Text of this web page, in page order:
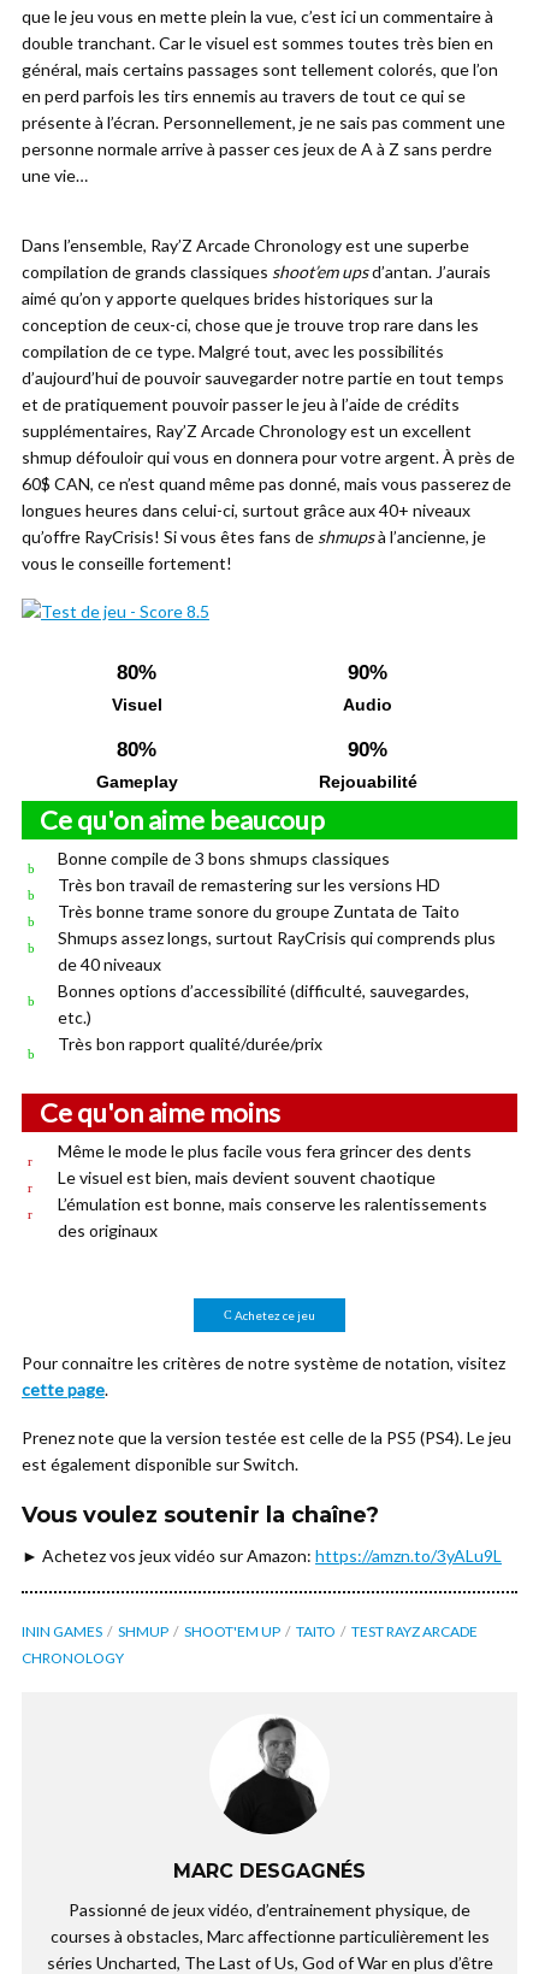
que le jeu vous en mette plein la vue, c’est ici un commentaire à
double tranchant. Car le visuel est sommes toutes très bien en
général, mais certains passages sont tellement colorés, que l’on
en perd parfois les tirs ennemis au travers de tout ce qui se
présente à l’écran. Personnellement, je ne sais pas comment une
personne normale arrive à passer ces jeux de A à Z sans perdre
une vie…
Dans l’ensemble, Ray’Z Arcade Chronology est une superbe
compilation de grands classiques shoot’em upsd’antan. J’aurais
aimé qu’on y apporte quelques brides historiques sur la
conception de ceux-ci, chose que je trouve trop rare dans les
compilation de ce type. Malgré tout, avec les possibilités
d’aujourd’hui de pouvoir sauvegarder notre partie en tout temps
et de pratiquement pouvoir passer le jeu à l’aide de crédits
supplémentaires, Ray’Z Arcade Chronology est un excellent
shmup défouloir qui vous en donnera pour votre argent. À près de
60$ CAN, ce n’est quand même pas donné, mais vous passerez de
longues heures dans celui-ci, surtout grâce aux 40+ niveaux
qu’offre RayCrisis! Si vous êtes fans de shmupsà l’ancienne, je
vous le conseille fortement!
80%
Visuel
90%
Audio
80%
Gameplay
90%
Rejouabilité
Ce qu'on aime beaucoup
Bonne compile de 3 bons shmups classiques
Très bon travail de remastering sur les versions HD
Très bonne trame sonore du groupe Zuntata de Taito
Shmups assez longs, surtout RayCrisis qui comprends plus
de 40 niveaux
Bonnes options d’accessibilité (difficulté, sauvegardes,
etc.)
Très bon rapport qualité/durée/prix
Ce qu'on aime moins
Même le mode le plus facile vous fera grincer des dents
Le visuel est bien, mais devient souvent chaotique
L’émulation est bonne, mais conserve les ralentissements
des originaux
Achetez ce jeu
Pour connaitre les critères de notre système de notation, visitez
cette page.
Prenez note que la version testée est celle de la PS5 (PS4). Le jeu
est également disponible sur Switch.
Vous voulez soutenir la chaîne?
► Achetez vos jeux vidéo sur Amazon: https://amzn.to/3yALu9L
ININ GAMES SHMUP SHOOT'EM UP TAITO
TEST RAYZ ARCADE
CHRONOLOGY
MARC DESGAGNÉS
Passionné de jeux vidéo, d’entrainement physique, de
courses à obstacles, Marc affectionne particulièrement les
séries Uncharted, The Last of Us, God of War en plus d’être